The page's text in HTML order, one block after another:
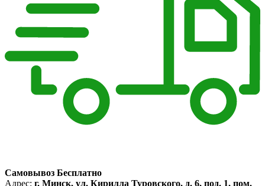
Самовывоз Бесплатно
Адрес: г. Минск, ул. Кирилла Туровского, д. 6, под. 1, пом.